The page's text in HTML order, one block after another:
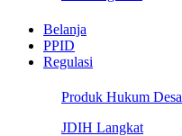
Belanja
PPID
Regulasi
Produk Hukum Desa
JDIH Langkat